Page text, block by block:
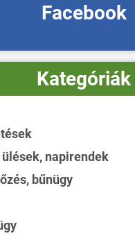
Facebook
Kategóriák
napirendek
bűnügy